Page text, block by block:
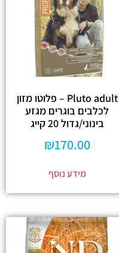
Pluto adult – פלוטו מזון
לכלבים בוגרים מגזע
בינוני/גדול 20 קייג
₪170.00
מידע נוסף